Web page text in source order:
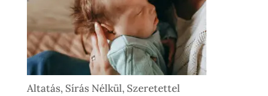
Altatás, Sírás Nélkül, Szeretettel